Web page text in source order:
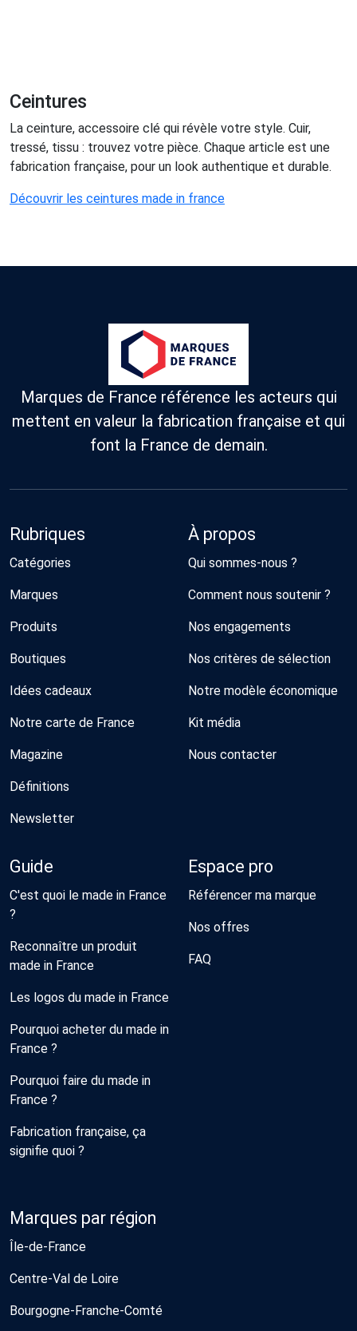
Ceintures
La ceinture, accessoire clé qui révèle votre style. Cuir,
tressé, tissu : trouvez votre pièce. Chaque article est une
fabrication française, pour un look authentique et durable.
Découvrir les ceintures made in france
Marques de France référence les acteurs qui
mettent en valeur la fabrication française et qui
font la France de demain.
Rubriques
Catégories
Marques
Produits
Boutiques
Idées cadeaux
Notre carte de France
Magazine
Définitions
Newsletter
À propos
Qui sommes-nous ?
Comment nous soutenir ?
Nos engagements
Nos critères de sélection
Notre modèle économique
Kit média
Nous contacter
Guide
C'est quoi le made in France
?
Reconnaître un produit
made in France
Les logos du made in France
Pourquoi acheter du made in
France ?
Pourquoi faire du made in
France ?
Fabrication française, ça
signifie quoi ?
Espace pro
Référencer ma marque
Nos offres
FAQ
Marques par région
Île-de-France
Centre-Val de Loire
Bourgogne-Franche-Comté